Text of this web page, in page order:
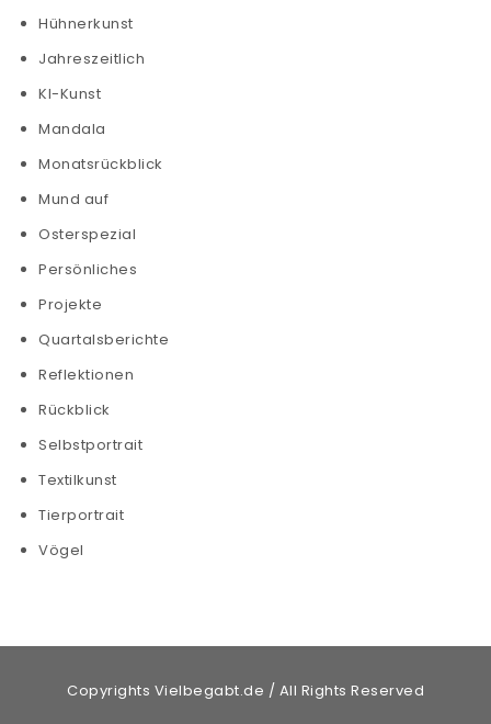
Hühnerkunst
Jahreszeitlich
KI-Kunst
Mandala
Monatsrückblick
Mund auf
Osterspezial
Persönliches
Projekte
Quartalsberichte
Reflektionen
Rückblick
Selbstportrait
Textilkunst
Tierportrait
Vögel
Copyrights Vielbegabt.de / All Rights Reserved